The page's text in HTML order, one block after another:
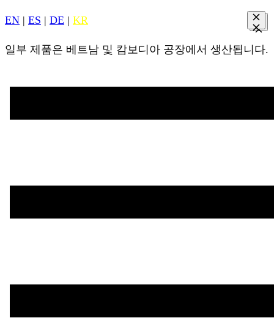
EN | ES | DE | KR
일부 제품은 베트남 및 캄보디아 공장에서 생산됩니다.